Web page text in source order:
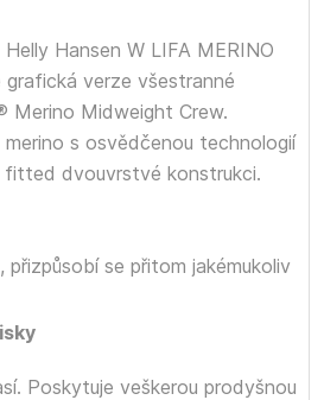
Hansen W LIFA MERINO
grafická verze všestranné
Merino Midweight Crew.
merino s osvědčenou technologií
fitted dvouvrstvé konstrukci.
, přizpůsobí se přitom jakémukoliv
Poskytuje veškerou prodyšnou